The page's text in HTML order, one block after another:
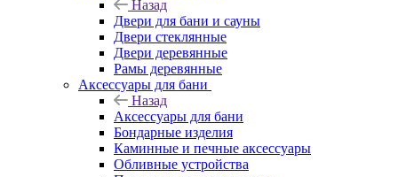
Назад
Двери для бани и сауны
Двери стеклянные
Двери деревянные
Рамы деревянные
Аксессуары для бани
Назад
Аксессуары для бани
Бондарные изделия
Каминные и печные аксессуары
Обливные устройства